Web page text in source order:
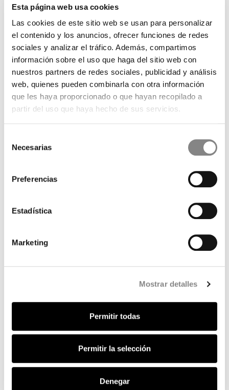
Esta página web usa cookies
Las cookies de este sitio web se usan para personalizar
el contenido y los anuncios, ofrecer funciones de redes
sociales y analizar el tráfico. Además, compartimos
información sobre el uso que haga del sitio web con
nuestros partners de redes sociales, publicidad y análisis
web, quienes pueden combinarla con otra información
que les haya proporcionado o que hayan recopilado a
partir del uso que haya hecho de sus servicios.
Necesarias
Preferencias
Estadística
Marketing
Mostrar detalles
Permitir todas
Permitir la selección
Denegar